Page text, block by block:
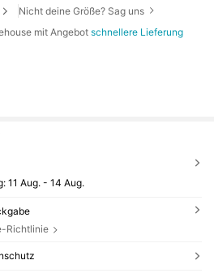
Nicht deine Größe? Sag uns
mit Angebotschnellere Lieferung
11 Aug. - 14 Aug.
Richtlinie